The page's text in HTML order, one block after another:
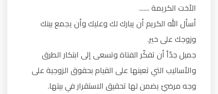
الأخت الكريمة .......
أسأل الله الكريم أن يبارك لك وعليك وأن يجمع بينك
وزوجك على خير.
جميل جدّاً أن تفكّر الفتاة وتسعى إلى ابتكار الطرق
والأساليب التي تعينها على القيام بحقوق الزوجية على
وجه مرضيّ يضمن لها تحقيق الاستقرار في بيتها.